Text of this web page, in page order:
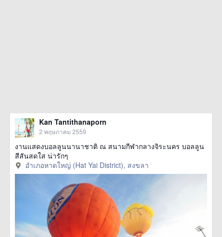
Kan Tantithanaporn
2 พฤษภาคม 2559
งานแสดงบอลลูนนานาชาติ ณ สนามกีฬากลางจิระนคร บอลลูน
สีสันสดใส น่ารักๆ
อำเภอหาดใหญ่ (Hat Yai District), สงขลา